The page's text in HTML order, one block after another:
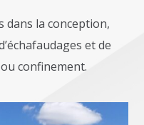
dans la conception,
et de
confinement.